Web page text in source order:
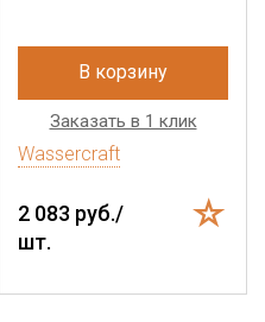
В корзину
Заказать в 1 клик
Wassercraft
2 083 руб./
шт.